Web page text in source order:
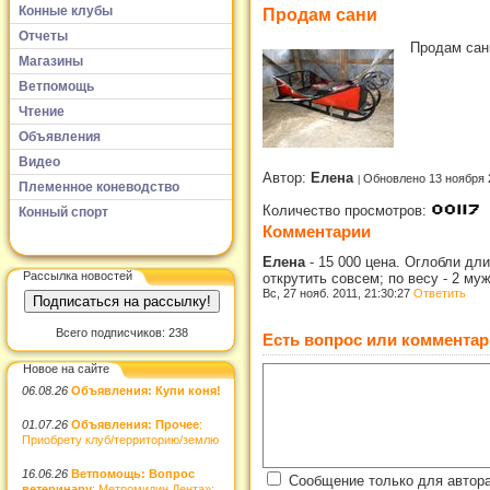
Конные клубы
Отчеты
Магазины
Ветпомощь
Чтение
Объявления
Видео
Племенное коневодство
Конный спорт
Рассылка новостей
Всего подписчиков: 238
Новое на сайте
06.08.26 Объявления: Купи коня!
01.07.26 Объявления: Прочее:
Приобрету клуб/территорию/землю
16.06.26 Ветпомощь: Вопрос
Продам сани
Продам
Автор: Елена Обновлено 13 ноября
Количество просмотров:
Комментарии
Елена - 15 000 цена. Оглобли
открутить совсем; по весу - 2
Вс, 27 нояб. 2011, 21:30:27 Ответить
Есть вопрос или
Сообщение только для